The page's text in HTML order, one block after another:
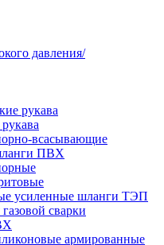
давления/
рукава
всасывающие
ПВХ
усиленные шланги ТЭП
сварки
армированные